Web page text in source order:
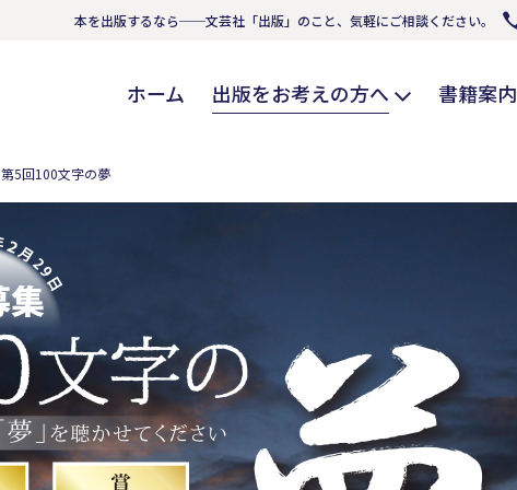
本を出版するなら──文芸社「出版」のこと、気軽にご相談ください。
ホーム 出版をお考えの方へ 書籍案内
第5回100文字の夢